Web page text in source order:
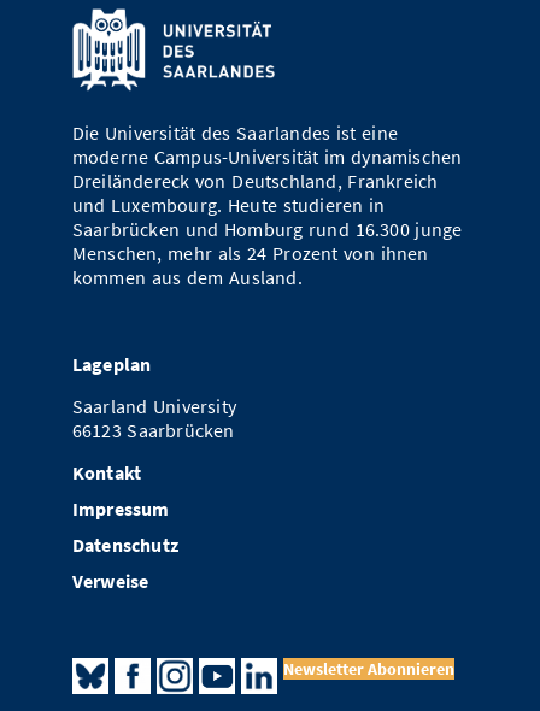
Die Universität des Saarlandes ist eine
moderne Campus-Universität im dynamischen
Dreiländereck von Deutschland, Frankreich
und Luxembourg. Heute studieren in
Saarbrücken und Homburg rund 16.300 junge
Menschen, mehr als 24 Prozent von ihnen
kommen aus dem Ausland.
Lageplan
Saarland University
66123 Saarbrücken
Kontakt
Impressum
Datenschutz
Verweise
Newsletter Abonnieren